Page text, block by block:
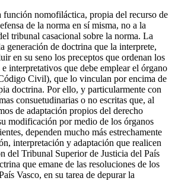
función nomofiláctica, propia del recurso de
de la norma en sí misma, no a la
tribunal casacional sobre la norma. La
generación de doctrina que la interprete,
en su seno los preceptos que ordenan los
interpretativos que debe emplear el órgano
Civil), que lo vinculan por encima de
doctrina. Por ello, y particularmente con
consuetudinarias o no escritas que, al
de adaptación propios del derecho
modificación por medio de los órganos
dependen mucho más estrechamente
interpretación y adaptación que realicen
del Tribunal Superior de Justicia del País
que emane de las resoluciones de los
Vasco, en su tarea de depurar la